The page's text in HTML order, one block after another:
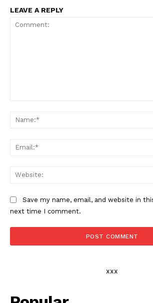
LEAVE A REPLY
Save my name, email, and website in
next time I comment.
xxx